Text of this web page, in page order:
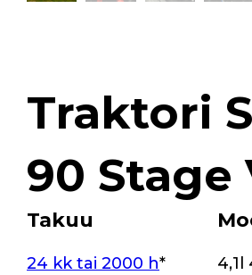
Traktori
90 Stage
Takuu
24 kk tai 2000 h*
4,1l